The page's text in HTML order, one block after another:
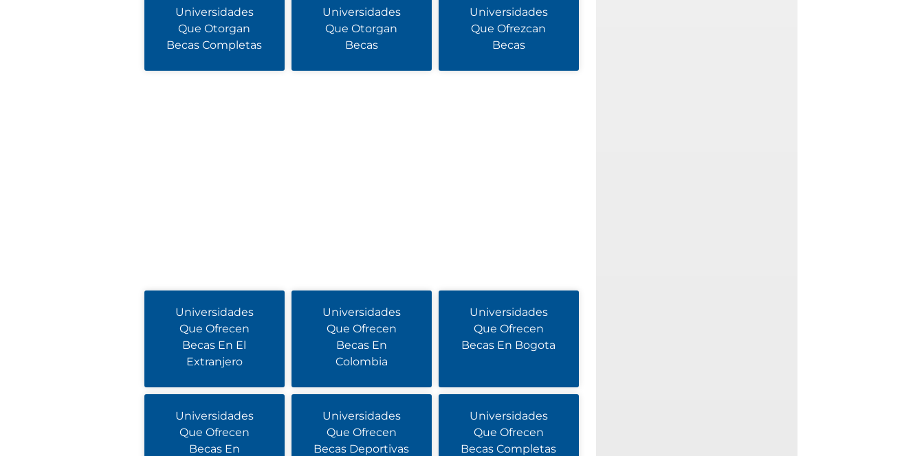
Universidades
Que Otorgan
Becas Completas
Universidades
Que Otorgan
Becas
Universidades
Que Ofrezcan
Becas
Universidades
Que Ofrecen
Becas En El
Extranjero
Universidades
Que Ofrecen
Becas En
Colombia
Universidades
Que Ofrecen
Becas En Bogota
Universidades
Que Ofrecen
Becas En
Universidades
Que Ofrecen
Becas Deportivas
Universidades
Que Ofrecen
Becas Completas